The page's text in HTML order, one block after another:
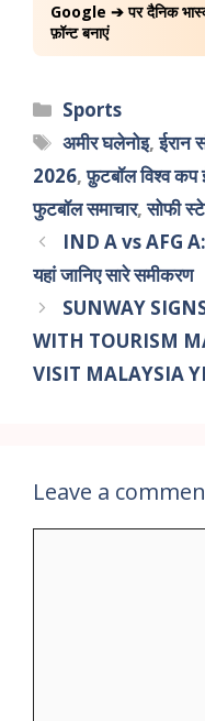
Google ➔ पर दैनिक
फ़ॉन्ट बनाएं
Sports
अमीर घलेनोइ,ईरान
2026,फ़ुटबॉल विश्व कप
फुटबॉल समाचार,सोफी
IND A vs AFG A:
यहां जानिए सारे समीकरण
SUNWAY
WITH TOURISM
VISIT MALAYSIA
Leave a